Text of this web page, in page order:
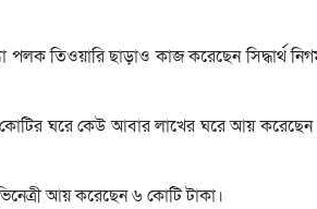
পলক তিওয়ারি ছাড়াও কাজ করেছেন সিদ্ধার্থ
কোটির ঘরে কেউ আবার লাখের ঘরে আয়
আয় করেছেন ৬ কোটি টাকা।